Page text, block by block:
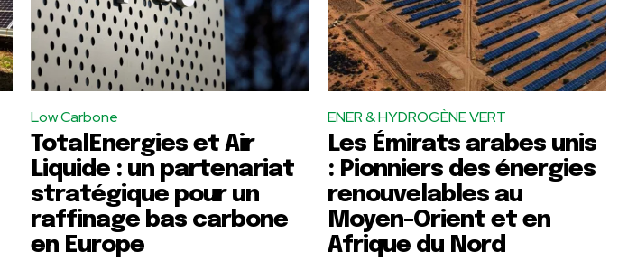
Low Carbone
TotalEnergies et Air
Liquide : un partenariat
stratégique pour un
raffinage bas carbone
en Europe
ENER & HYDROGÈNE VERT
Les Émirats arabes unis
: Pionniers des énergies
renouvelables au
Moyen-Orient et en
Afrique du Nord